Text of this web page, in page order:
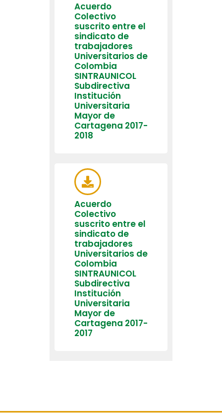
Acuerdo
Colectivo
suscrito entre el
sindicato de
trabajadores
Universitarios de
Colombia
SINTRAUNICOL
Subdirectiva
Institución
Universitaria
Mayor de
Cartagena 2017-
2018
Acuerdo
Colectivo
suscrito entre el
sindicato de
trabajadores
Universitarios de
Colombia
SINTRAUNICOL
Subdirectiva
Institución
Universitaria
Mayor de
Cartagena 2017-
2017